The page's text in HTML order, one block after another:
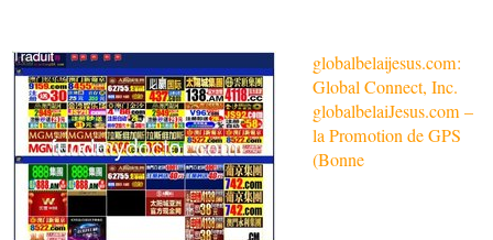
globalbelaijesus.com:
Global Connect, Inc.
globalbelaiJesus.com –
la Promotion de GPS
(Bonne